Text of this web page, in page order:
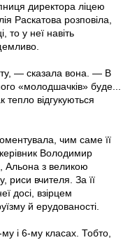
директора ліцею
Раскатова розповіла,
то у неї навіть
— сказала вона. — В
«молодшачків» буде...
тепло відгукуються
чим саме її
Володимир
Альона з великою
риси вчителя. За її
досі, взірцем
й ерудованості.
і 6-му класах. Тобто,